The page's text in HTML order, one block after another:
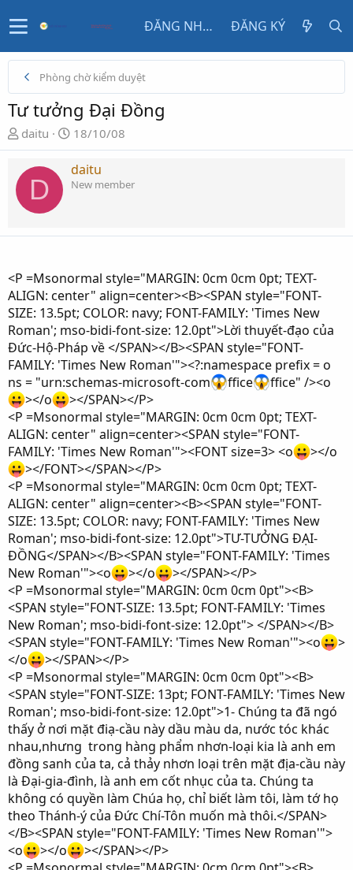
ĐĂNG NHẬP ĐĂNG KÝ
Phòng chờ kiểm duyệt
Tư tưởng Đại Đồng
N
g
ư
h
t
ạ
o
daitu
N
g
à
y
i
18/10/08
D
daitu
New member
<P =Msonormal style="MARGIN: 0cm 0cm 0pt; TEXT-
ALIGN: center" align=center><B><SPAN style="FONT-
SIZE: 13.5pt; COLOR: navy; FONT-FAMILY: 'Times New
Roman'; mso-bidi-font-size: 12.0pt">Lời thuyết-đạo của
Đức-Hộ-Pháp về </SPAN></B><SPAN style="FONT-
FAMILY: 'Times New Roman'"><?:namespace prefix = o
ns = "urn:schemas-microsoft-com
ffice
ffice" /><o
></o
></SPAN></P>
<P =Msonormal style="MARGIN: 0cm 0cm 0pt; TEXT-
ALIGN: center" align=center><SPAN style="FONT-
FAMILY: 'Times New Roman'"><FONT size=3> <o
></o
></FONT></SPAN></P>
<P =Msonormal style="MARGIN: 0cm 0cm 0pt; TEXT-
ALIGN: center" align=center><B><SPAN style="FONT-
SIZE: 13.5pt; COLOR: navy; FONT-FAMILY: 'Times New
Roman'; mso-bidi-font-size: 12.0pt">TƯ-TƯỞNG ĐẠI-
ĐỒNG</SPAN></B><SPAN style="FONT-FAMILY: 'Times
New Roman'"><o
></o
></SPAN></P>
<P =Msonormal style="MARGIN: 0cm 0cm 0pt"><B>
<SPAN style="FONT-SIZE: 13.5pt; FONT-FAMILY: 'Times
New Roman'; mso-bidi-font-size: 12.0pt"> </SPAN></B>
<SPAN style="FONT-FAMILY: 'Times New Roman'"><o
>
</o
></SPAN></P>
<P =Msonormal style="MARGIN: 0cm 0cm 0pt"><B>
<SPAN style="FONT-SIZE: 13pt; FONT-FAMILY: 'Times New
Roman'; mso-bidi-font-size: 12.0pt">1- Chúng ta đã ngó
thấy ở nơi mặt điạ-cầu này dầu màu da, nước tóc khác
nhau,nhưng trong hàng phẩm nhơn-loại kia là anh em
đồng sanh của ta, cả thảy nhơn loại trên mặt địa-cầu này
là Đại-gia-đình, là anh em cốt nhục của ta. Chúng ta
không có quyền làm Chúa họ, chỉ biết làm tôi, làm tớ họ
theo Thánh-ý của Đức Chí-Tôn muốn mà thôi.</SPAN>
</B><SPAN style="FONT-FAMILY: 'Times New Roman'">
<o
></o
></SPAN></P>